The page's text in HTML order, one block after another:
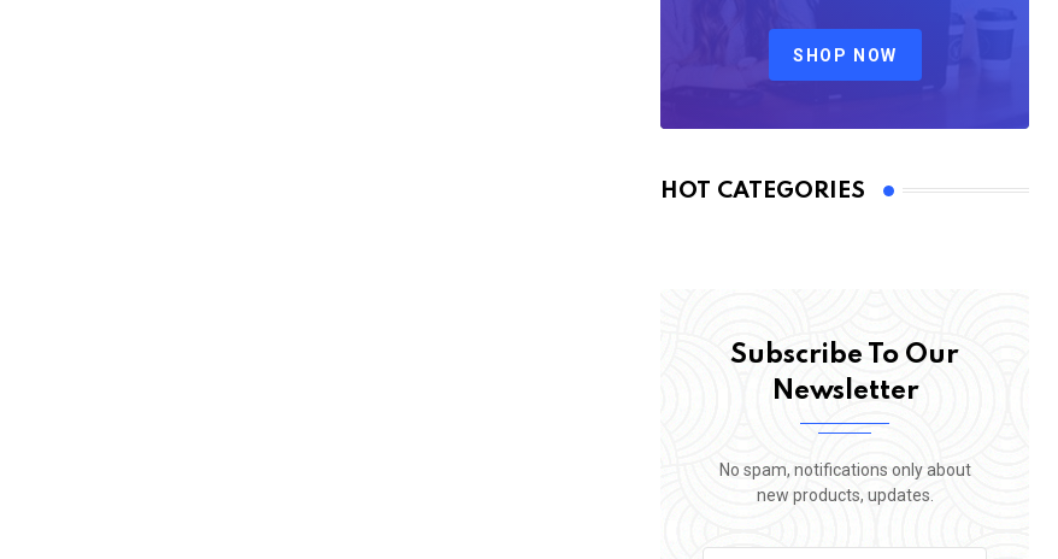
SHOP NOW
HOT CATEGORIES
Subscribe To Our
Newsletter
No spam, notifications only about
new products, updates.